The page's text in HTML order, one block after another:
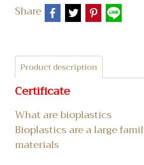
Share
Product description
Certificate
What are bioplastics
Bioplastics are a large
materials